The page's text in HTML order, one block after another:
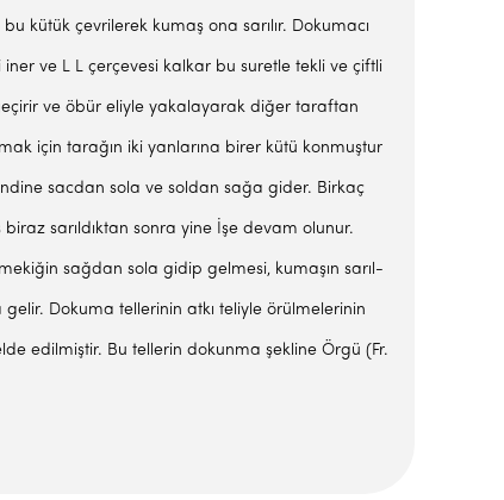
kütük çevrilerek kumaş ona sarılır. Dokumacı
ve L L çerçevesi kalkar bu suretle tekli ve çiftli
ve öbür eliyle yakalayarak diğer taraftan
için tarağın iki yanlarına birer kütü konmuştur
sacdan sola ve soldan sağa gider. Birkaç
sarıldık­tan sonra yine İşe devam olunur.
sağdan sola gidip gelmesi, kumaşın sarıl­
Dokuma tellerinin atkı teliyle örülmelerinin
edilmiştir. Bu tellerin dokunma şekline Örgü (Fr.